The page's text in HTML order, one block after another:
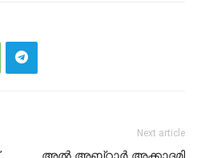
Next article